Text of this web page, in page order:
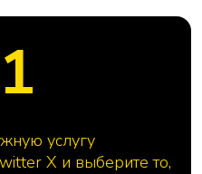
услугу
X и выберите то,